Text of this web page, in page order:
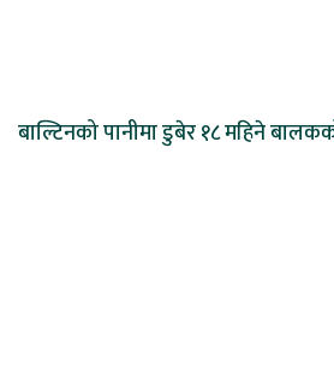
बाल्टिनको पानीमा डुबेर १८ महिने